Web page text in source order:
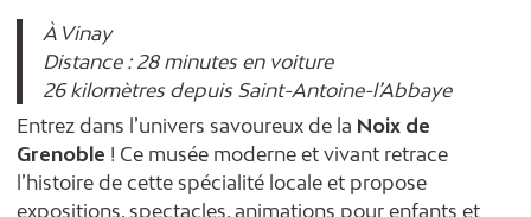
À Vinay
Distance : 28 minutes en voiture
26 kilomètres depuis Saint-Antoine-l’Abbaye
Entrez dans l’univers savoureux de la Noix de
Grenoble ! Ce musée moderne et vivant retrace
l’histoire de cette spécialité locale et propose
expositions, spectacles, animations pour enfants et